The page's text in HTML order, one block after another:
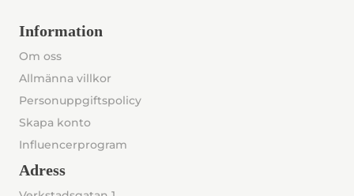
Information
Om oss
Allmänna villkor
Personuppgiftspolicy
Skapa konto
Influencerprogram
Adress